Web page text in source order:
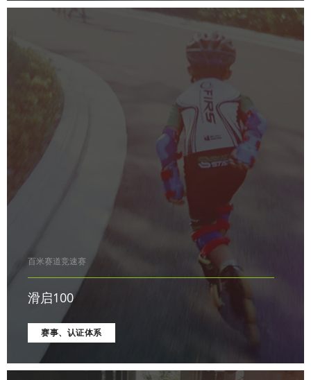
百米赛道竞速赛
滑启100
赛事、认证体系